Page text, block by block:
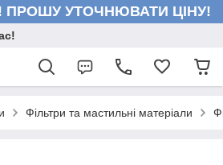
ПРОШУ УТОЧНЮВАТИ ЦІНУ!
Фільтри та мастильні матеріали